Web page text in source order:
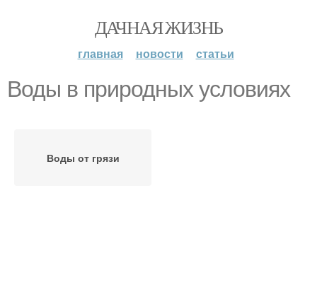
ДАЧНАЯ ЖИЗНЬ
главная новости статьи
Воды в природных условиях
Воды от грязи